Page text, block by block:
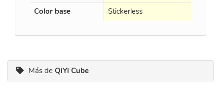
Color base
Stickerless
Más de QiYi Cube